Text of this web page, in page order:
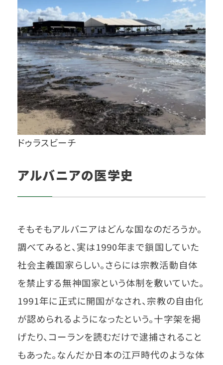
ドゥラスビーチ
アルバニアの医学史
そもそもアルバニアはどんな国なのだろうか。
調べてみると、実は1990年まで鎖国していた
社会主義国家らしい。さらには宗教活動自体
を禁止する無神国家という体制を敷いていた。
1991年に正式に開国がなされ、宗教の自由化
が認められるようになったという。十字架を掲
げたり、コーランを読むだけで逮捕されること
もあった。なんだか日本の江戸時代のような体